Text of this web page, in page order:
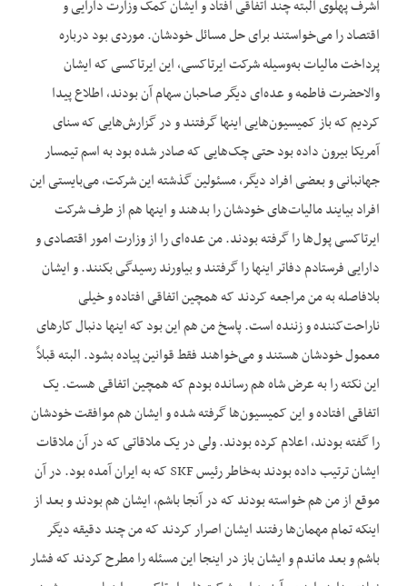
اشرف پهلوی البته چند اتفاقی افتاد و ایشان کمک وزارت دارایی و
اقتصاد را می‌خواستند برای حل مسائل خودشان. موردی بود درباره
پرداخت مالیات به‌وسیله شرکت ایرتاکسی، این ایرتاکسی که ایشان
والاحضرت فاطمه و عده‌ای دیگر صاحبان سهام آن بودند، اطلاع پیدا
کردیم که باز کمیسیون‌هایی اینها گرفتند و در گزارش‌هایی که سنای
آمریکا بیرون داده بود حتی چک‌هایی که صادر شده بود به اسم تیمسار
جهانبانی و بعضی افراد دیگر، مسئولین گذشته این شرکت، می‌بایستی این
افراد بیایند مالیات‌های خودشان را بدهند و اینها هم از طرف شرکت
ایرتاکسی پول‌ها را گرفته بودند. من عده‌ای را از وزارت امور اقتصادی و
دارایی فرستادم دفاتر اینها را گرفتند و بیاورند رسیدگی بکنند. و ایشان
بلافاصله به من مراجعه کردند که همچین اتفاقی افتاده و خیلی
ناراحت‌کننده و زننده است. پاسخ من هم این بود که اینها دنبال کارهای
معمول خودشان هستند و می‌خواهند فقط قوانین پیاده بشود. البته قبلاً
این نکته را به عرض شاه هم رسانده بودم که همچین اتفاقی هست. یک
اتفاقی افتاده و این کمیسیون‌ها گرفته شده و ایشان هم موافقت خودشان
را گفته بودند، اعلام کرده بودند. ولی در یک ملاقاتی که در آن ملاقات
ایشان ترتیب داده بودند به‌خاطر رئیس SKF که به ایران آمده بود. در آن
موقع از من هم خواسته بودند که در آنجا باشم، ایشان هم بودند و بعد از
اینکه تمام مهمان‌ها رفتند ایشان اصرار کردند که من چند دقیقه دیگر
باشم و بعد ماندم و ایشان باز در اینجا این مسئله را مطرح کردند که فشار